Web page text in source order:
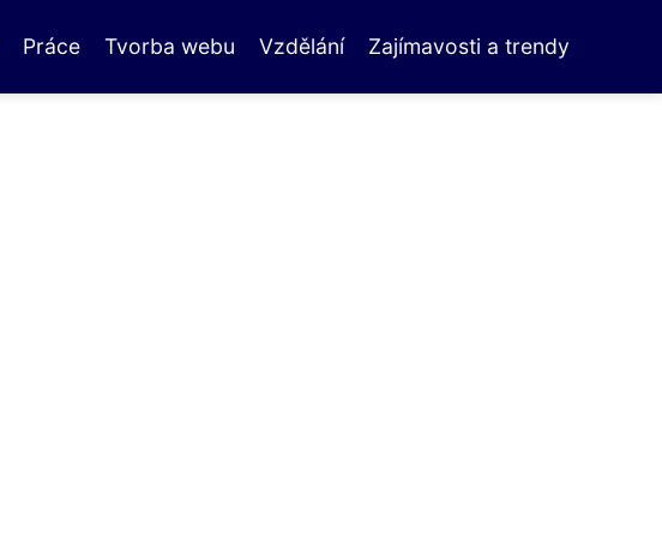
Práce Tvorba webu Vzdělání Zajímavosti a trendy